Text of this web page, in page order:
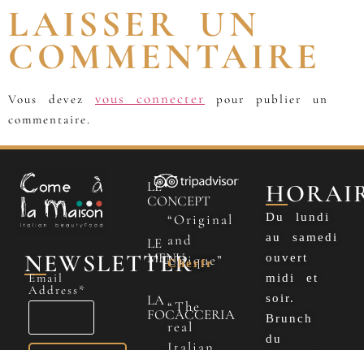
LAISSER UN
COMMENTAIRE
Vous devez vous connecter
pour publier un
commentaire.
NEWSLETTER
Email
Address*
LE
CONCEPT
LE
MENU
LA
FOCACCERIA
“Original
and
Unique”
Cherfr
“The
real
Du lundi
au samedi
ouvert
midi et
soir.
Brunch
du